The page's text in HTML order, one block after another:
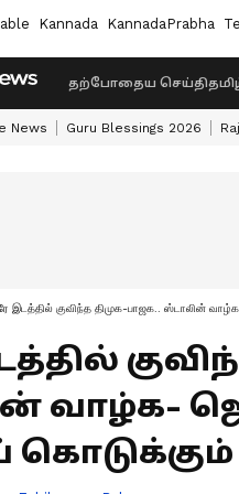
Kannada KannadaPrabha
தற்போதைய செய்தி
News Guru Blessings 2026
இடத்தில் குவிந்த திமுக-பாஜக.. ஸ்டாலின்
வாழ்க-